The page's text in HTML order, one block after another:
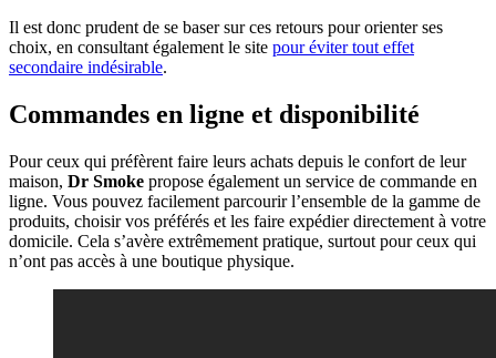
Il est donc prudent de se baser sur ces retours pour orienter ses
choix, en consultant également le site pour éviter tout effet
secondaire indésirable.
Commandes en ligne et disponibilité
Pour ceux qui préfèrent faire leurs achats depuis le confort de leur
maison, Dr Smoke propose également un service de commande en
ligne. Vous pouvez facilement parcourir l’ensemble de la gamme de
produits, choisir vos préférés et les faire expédier directement à votre
domicile. Cela s’avère extrêmement pratique, surtout pour ceux qui
n’ont pas accès à une boutique physique.